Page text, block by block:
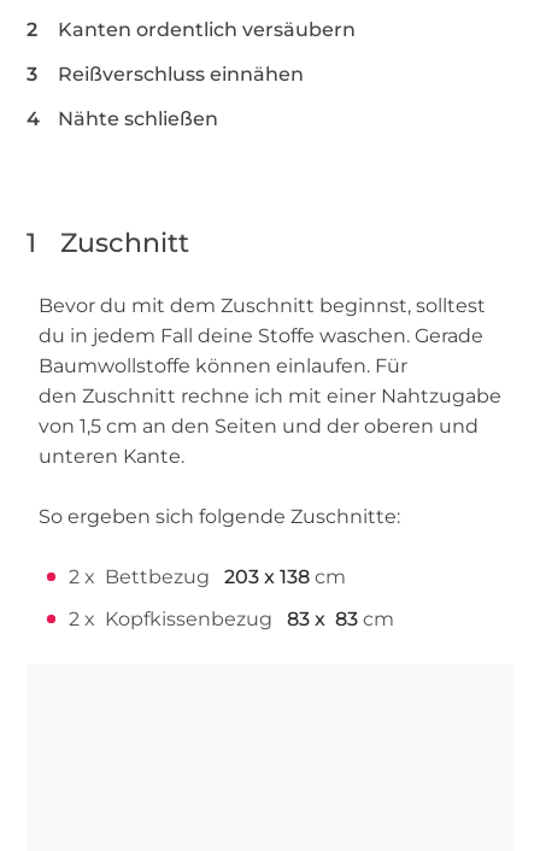
Kanten ordentlich versäubern
Reißverschluss einnähen
Nähte schließen
1 Zuschnitt
Bevor du mit dem Zuschnitt beginnst, solltest
du in jedem Fall deine Stoffe waschen. Gerade
Baumwollstoffe können einlaufen. Für
den Zuschnitt rechne ich mit einer Nahtzugabe
von 1,5 cm an den Seiten und der oberen und
unteren Kante.
So ergeben sich folgende Zuschnitte:
2 x Bettbezug203 x 138 cm
2 x Kopfkissenbezug83 x 83 cm